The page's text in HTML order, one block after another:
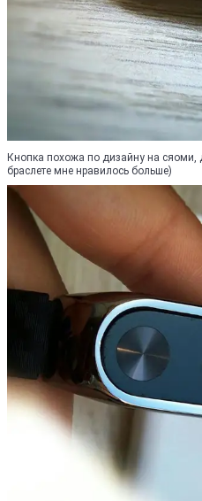
Кнопка похожа по дизайну на
браслете мне нравилось больше)